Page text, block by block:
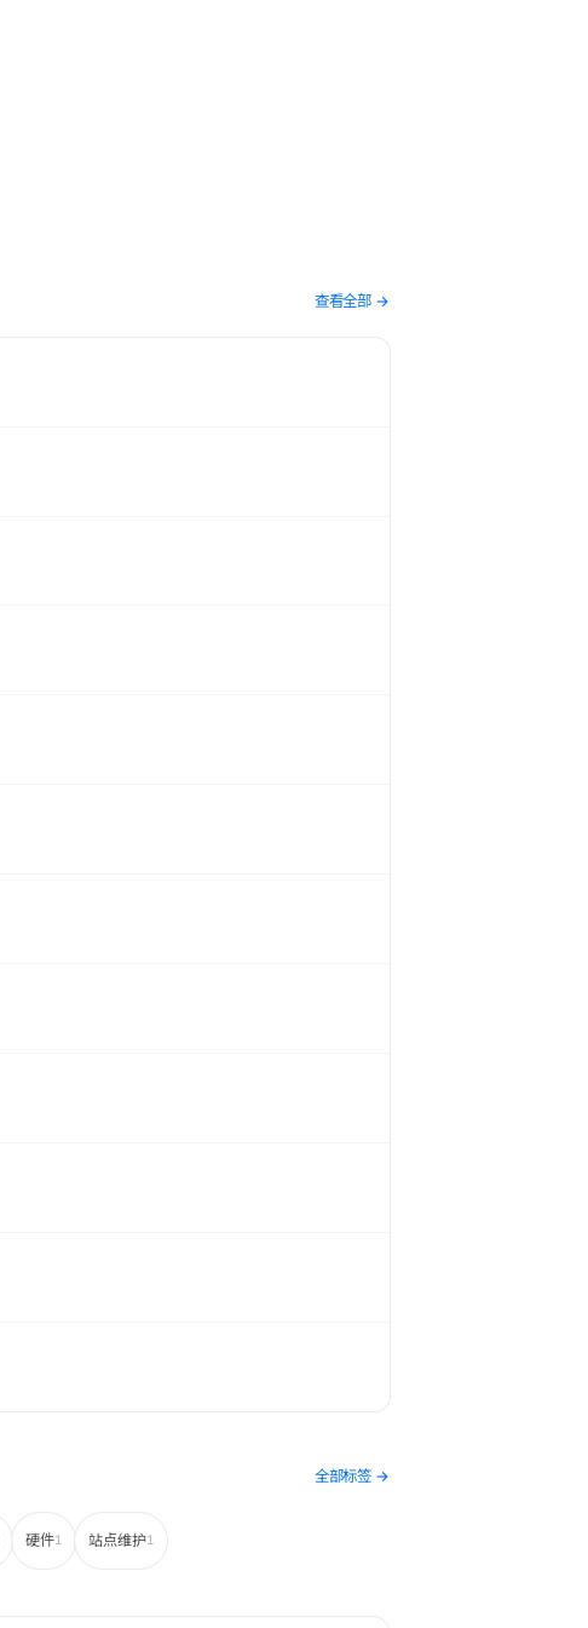
查看全部 →
全部标签 →
硬件1 站点维护1